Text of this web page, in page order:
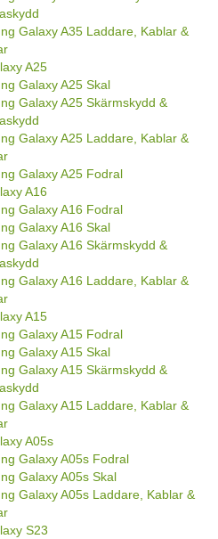
Galaxy A35 Laddare, Kablar &
A25
Galaxy A25 Skal
Galaxy A25 Skärmskydd &
Galaxy A25 Laddare, Kablar &
Galaxy A25 Fodral
A16
Galaxy A16 Fodral
Galaxy A16 Skal
Galaxy A16 Skärmskydd &
Galaxy A16 Laddare, Kablar &
A15
Galaxy A15 Fodral
Galaxy A15 Skal
Galaxy A15 Skärmskydd &
Galaxy A15 Laddare, Kablar &
A05s
Galaxy A05s Fodral
Galaxy A05s Skal
Galaxy A05s Laddare, Kablar &
S23